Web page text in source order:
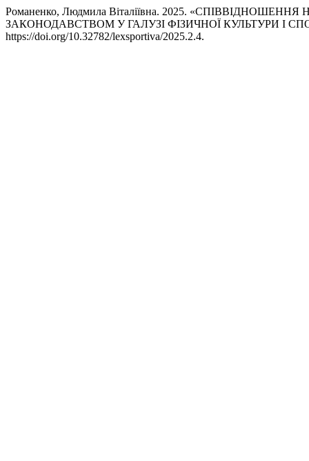
Романенко, Людмила Віталіївна. 2025.
ЗАКОНОДАВСТВОМ У ГАЛУЗІ ФІЗИЧНОЇ КУЛЬТУРИ І
https://doi.org/10.32782/lexsportiva/2025.2.4.